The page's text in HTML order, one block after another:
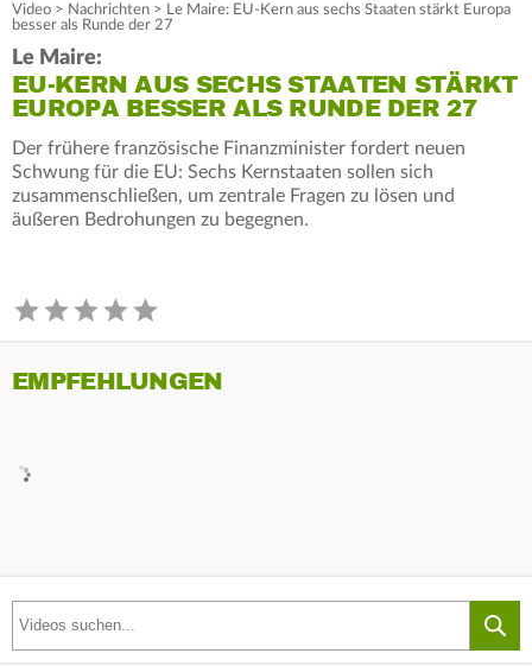
Video > Nachrichten > Le Maire: EU-Kern aus sechs Staaten stärkt Europa
besser als Runde der 27
Le Maire:
EU-KERN AUS SECHS STAATEN STÄRKT
EUROPA BESSER ALS RUNDE DER 27
Der frühere französische Finanzminister fordert neuen
Schwung für die EU: Sechs Kernstaaten sollen sich
zusammenschließen, um zentrale Fragen zu lösen und
äußeren Bedrohungen zu begegnen.
EMPFEHLUNGEN